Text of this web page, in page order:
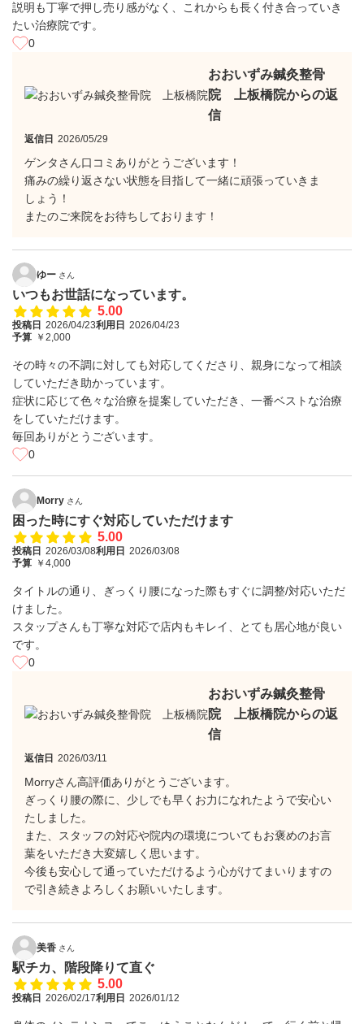
説明も丁寧で押し売り感がなく、これからも長く付き合っていき
たい治療院です。
0
おおいずみ鍼灸整骨
院 上板橋院からの返
信
返信日 2026/05/29
ゲンタさん口コミありがとうございます！
痛みの繰り返さない状態を目指して一緒に頑張っていきま
しょう！
またのご来院をお待ちしております！
ゆー さん
いつもお世話になっています。
5.00
投稿日 2026/04/23利用日 2026/04/23
予算 ￥2,000
その時々の不調に対しても対応してくださり、親身になって相談
していただき助かっています。
症状に応じて色々な治療を提案していただき、一番ベストな治療
をしていただけます。
毎回ありがとうございます。
0
Morry さん
困った時にすぐ対応していただけます
5.00
投稿日 2026/03/08利用日 2026/03/08
予算 ￥4,000
タイトルの通り、ぎっくり腰になった際もすぐに調整/対応いただ
けました。
スタップさんも丁寧な対応で店内もキレイ、とても居心地が良い
です。
0
おおいずみ鍼灸整骨
院 上板橋院からの返
信
返信日 2026/03/11
Morryさん高評価ありがとうございます。
ぎっくり腰の際に、少しでも早くお力になれたようで安心い
たしました。
また、スタッフの対応や院内の環境についてもお褒めのお言
葉をいただき大変嬉しく思います。
今後も安心して通っていただけるよう心がけてまいりますの
で引き続きよろしくお願いいたします。
美香 さん
駅チカ、階段降りて直ぐ
5.00
投稿日 2026/02/17利用日 2026/01/12